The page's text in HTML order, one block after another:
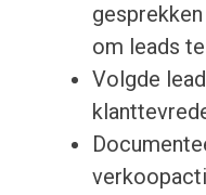
om leads
Volgde